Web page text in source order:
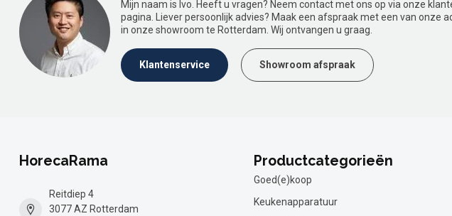
Mijn naam is Ivo. Heeft u vragen? Neem contact met ons op via onze
pagina. Liever persoonlijk advies? Maak een afspraak met een van onze
in onze showroom te Rotterdam. Wij ontvangen u graag.
Klantenservice Showroom afspraak
HorecaRama
Reitdiep 4
3077 AZ Rotterdam
Productcategorieën
Goed(e)koop
Keukenapparatuur